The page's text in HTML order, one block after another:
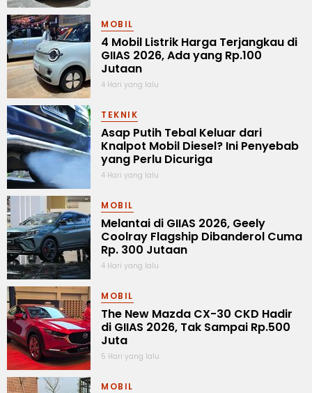
MOBIL
4 Mobil Listrik Harga Terjangkau di
GIIAS 2026, Ada yang Rp.100
Jutaan
4 Hari yang lalu
TEKNIK
Asap Putih Tebal Keluar dari
Knalpot Mobil Diesel? Ini Penyebab
yang Perlu Dicuriga
4 Hari yang lalu
MOBIL
Melantai di GIIAS 2026, Geely
Coolray Flagship Dibanderol Cuma
Rp. 300 Jutaan
4 Hari yang lalu
MOBIL
The New Mazda CX-30 CKD Hadir
di GIIAS 2026, Tak Sampai Rp.500
Juta
5 Hari yang lalu
MOBIL